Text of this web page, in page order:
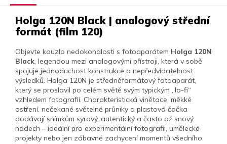
Holga 120N Black | analogový střední
formát (film 120)
Objevte kouzlo nedokonalosti s fotoaparátem Holga 120N
Black, legendou mezi analogovými přístroji, která v sobě
spojuje jednoduchost konstrukce a nepředvídatelnost
výsledků. Holga 120N je středněformátový fotoaparát,
který se proslavil po celém světě svým typickým „lo-fi“
vzhledem fotografií. Charakteristická vinětace, měkké
ostření, nečekané světelné průniky a plastová čočka
dodávají snímkům syrový, autentický a často až snový
nádech – ideální pro experimentální fotografii, umělecké
projekty nebo jen zábavné zachycení momentů všedního